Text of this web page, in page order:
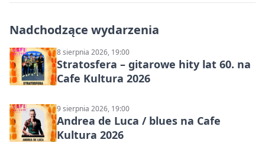
Nadchodzące wydarzenia
8 sierpnia 2026, 19:00
Stratosfera – gitarowe hity lat 60. na
Cafe Kultura 2026
9 sierpnia 2026, 19:00
Andrea de Luca / blues na Cafe
Kultura 2026